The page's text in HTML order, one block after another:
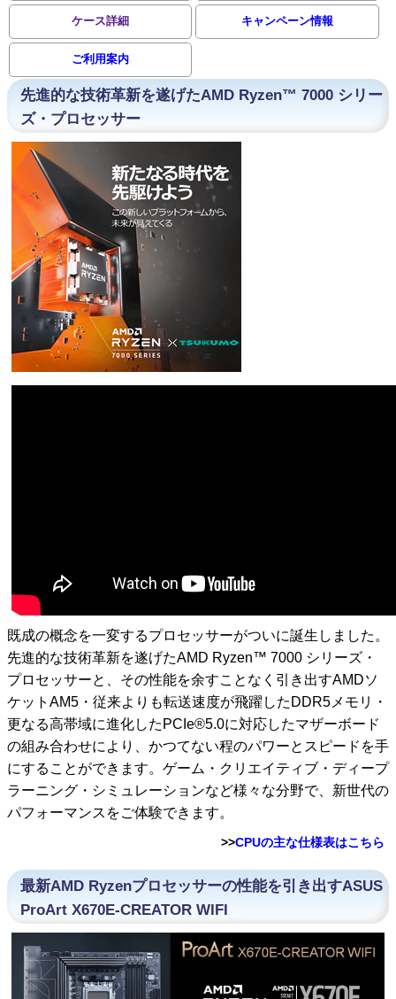
ケース詳細 キャンペーン情報
ご利用案内
先進的な技術革新を遂げたAMD Ryzen™ 7000 シリー
ズ・プロセッサー
既成の概念を一変するプロセッサーがついに誕生しました。
先進的な技術革新を遂げたAMD Ryzen™ 7000 シリーズ・
プロセッサーと、その性能を余すことなく引き出すAMDソ
ケットAM5・従来よりも転送速度が飛躍したDDR5メモリ・
更なる高帯域に進化したPCIe®5.0に対応したマザーボード
の組み合わせにより、かつてない程のパワーとスピードを手
にすることができます。ゲーム・クリエイティブ・ディープ
ラーニング・シミュレーションなど様々な分野で、新世代の
パフォーマンスをご体験できます。
>>CPUの主な仕様表はこちら
最新AMD Ryzenプロセッサーの性能を引き出すASUS
ProArt X670E-CREATOR WIFI